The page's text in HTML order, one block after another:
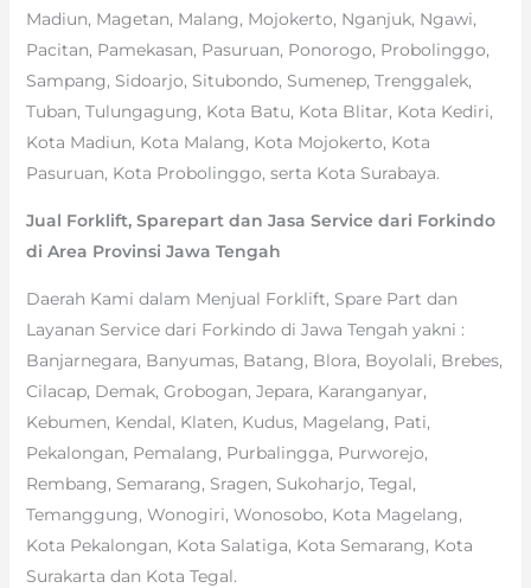
Madiun, Magetan, Malang, Mojokerto, Nganjuk, Ngawi,
Pacitan, Pamekasan, Pasuruan, Ponorogo, Probolinggo,
Sampang, Sidoarjo, Situbondo, Sumenep, Trenggalek,
Tuban, Tulungagung, Kota Batu, Kota Blitar, Kota Kediri,
Kota Madiun, Kota Malang, Kota Mojokerto, Kota
Pasuruan, Kota Probolinggo, serta Kota Surabaya.
Jual Forklift, Sparepart dan Jasa Service dari Forkindo
di Area Provinsi Jawa Tengah
Daerah Kami dalam Menjual Forklift, Spare Part dan
Layanan Service dari Forkindo di Jawa Tengah yakni :
Banjarnegara, Banyumas, Batang, Blora, Boyolali, Brebes,
Cilacap, Demak, Grobogan, Jepara, Karanganyar,
Kebumen, Kendal, Klaten, Kudus, Magelang, Pati,
Pekalongan, Pemalang, Purbalingga, Purworejo,
Rembang, Semarang, Sragen, Sukoharjo, Tegal,
Temanggung, Wonogiri, Wonosobo, Kota Magelang,
Kota Pekalongan, Kota Salatiga, Kota Semarang, Kota
Surakarta dan Kota Tegal.